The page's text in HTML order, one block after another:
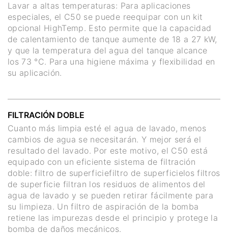
Lavar a altas temperaturas: Para aplicaciones
especiales, el C50 se puede reequipar con un kit
opcional HighTemp. Esto permite que la capacidad
de calentamiento de tanque aumente de 18 a 27 kW,
y que la temperatura del agua del tanque alcance
los 73 °C. Para una higiene máxima y flexibilidad en
su aplicación.
FILTRACIÓN DOBLE
Cuanto más limpia esté el agua de lavado, menos
cambios de agua se necesitarán. Y mejor será el
resultado del lavado. Por este motivo, el C50 está
equipado con un eficiente sistema de filtración
doble: filtro de superficiefiltro de superficielos filtros
de superficie filtran los residuos de alimentos del
agua de lavado y se pueden retirar fácilmente para
su limpieza. Un filtro de aspiración de la bomba
retiene las impurezas desde el principio y protege la
bomba de daños mecánicos.